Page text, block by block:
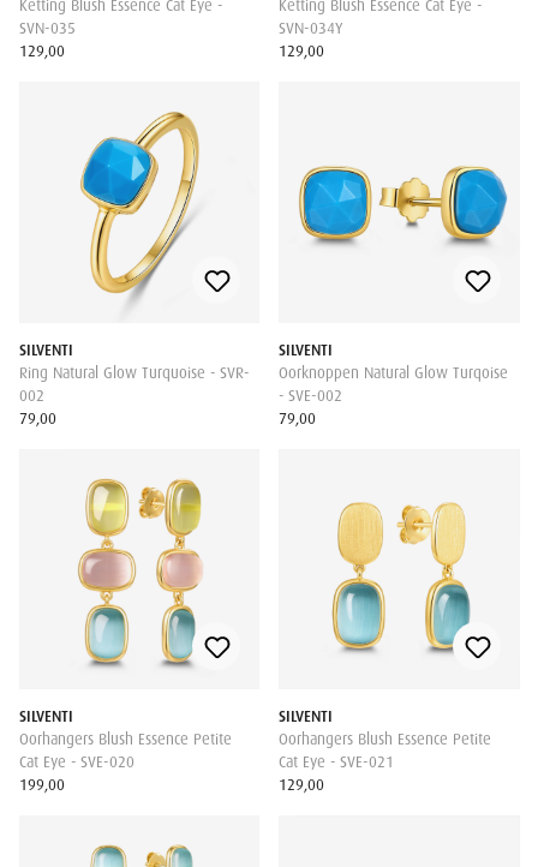
Ketting Blush Essence Cat Eye -
SVN-035
129,00
Ketting Blush Essence Cat Eye -
SVN-034Y
129,00
SILVENTI
Ring Natural Glow Turquoise - SVR-
002
79,00
SILVENTI
Oorknoppen Natural Glow Turqoise
- SVE-002
79,00
SILVENTI
Oorhangers Blush Essence Petite
Cat Eye - SVE-020
199,00
SILVENTI
Oorhangers Blush Essence Petite
Cat Eye - SVE-021
129,00